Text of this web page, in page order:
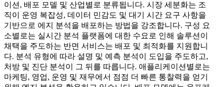
이션, 배포 모델 및 산업별로 분류됩니다. 시장 세분화는 조
직이 운영 복잡성, 데이터 민감도 및 대기 시간 요구 사항을
기반으로 에지 분석을 배포하는 방법을 강조합니다. 구성 요
소별로는 실시간 분석 플랫폼에 대한 수요로 인해 솔루션이
채택을 주도하는 반면 서비스는 배포 및 최적화를 지원합니
다. 분석 유형에 따라 설명 및 예측 분석이 도입을 주도하고,
처방 및 진단 분석이 그 뒤를 따릅니다. 애플리케이션별로는
마케팅, 영업, 운영 및 재무에서 점점 더 빠른 통찰력을 얻기